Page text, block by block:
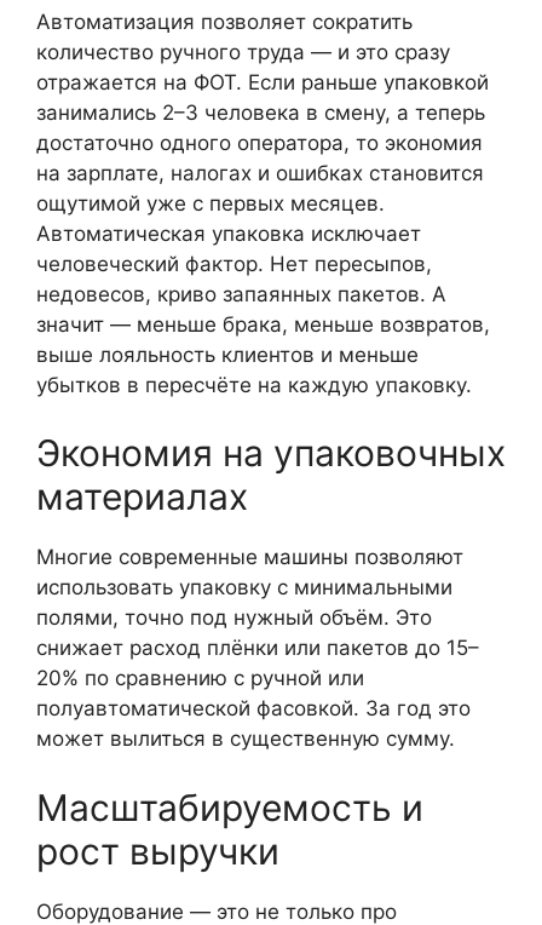
Автоматизация позволяет сократить
количество ручного труда — и это сразу
отражается на ФОТ. Если раньше упаковкой
занимались 2–3 человека в смену, а теперь
достаточно одного оператора, то экономия
на зарплате, налогах и ошибках становится
ощутимой уже с первых месяцев.
Автоматическая упаковка исключает
человеческий фактор. Нет пересыпов,
недовесов, криво запаянных пакетов. А
значит — меньше брака, меньше возвратов,
выше лояльность клиентов и меньше
убытков в пересчёте на каждую упаковку.
Экономия на упаковочных
материалах
Многие современные машины позволяют
использовать упаковку с минимальными
полями, точно под нужный объём. Это
снижает расход плёнки или пакетов до 15–
20% по сравнению с ручной или
полуавтоматической фасовкой. За год это
может вылиться в существенную сумму.
Масштабируемость и
рост выручки
Оборудование — это не только про